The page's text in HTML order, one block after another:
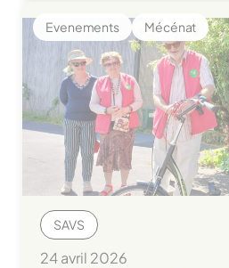
Rapport
d’activité
2025
Evenements Mécénat
SAVS
24 avril 2026